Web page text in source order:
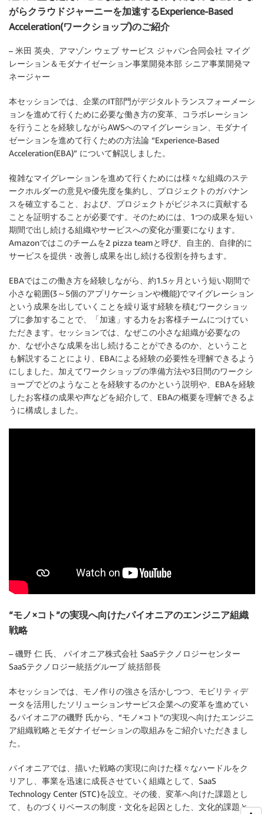
がらクラウドジャーニーを加速するExperience-Based
Acceleration(ワークショップ)のご紹介
– 米田 英央、アマゾン ウェブ サービス ジャパン合同会社 マイグ
レーション＆モダナイゼーション事業開発本部 シニア事業開発マ
ネージャー
本セッションでは、企業のIT部門がデジタルトランスフォーメーシ
ョンを進めて行くために必要な働き方の変革、コラボレーション
を行うことを経験しながらAWSへのマイグレーション、モダナイ
ゼーションを進めて行くための方法論 “Experience-Based
Acceleration(EBA)” について解説しました。
複雑なマイグレーションを進めて行くためには様々な組織のステ
ークホルダーの意見や優先度を集約し、プロジェクトのガバナン
スを確立すること、および、プロジェクトがビジネスに貢献する
ことを証明することが必要です。そのためには、1つの成果を短い
期間で出し続ける組織やサービスへの変化が重要になります。
Amazonではこのチームを2 pizza teamと呼び、自主的、自律的に
サービスを提供・改善し成果を出し続ける役割を持ちます。
EBAではこの働き方を経験しながら、約1.5ヶ月という短い期間で
小さな範囲(3～5個のアプリケーションや機能)でマイグレーション
という成果を出していくことを繰り返す経験を積むワークショッ
プに参加することで、「加速」する力をお客様チームにつけてい
ただきます。セッションでは、なぜこの小さな組織が必要なの
か、なぜ小さな成果を出し続けることができるのか、ということ
も解説することにより、EBAによる経験の必要性を理解できるよう
にしました。加えてワークショップの準備方法や3日間のワークシ
ョープでどのようなことを経験するのかという説明や、EBAを経験
したお客様の成果や声などを紹介して、EBAの概要を理解できるよ
うに構成しました。
“モノ×コト”の実現へ向けたパイオニアのエンジニア組織
戦略
– 磯野 仁 氏、 パイオニア株式会社 SaaSテクノロジーセンター
SaaSテクノロジー統括グループ 統括部長
本セッションでは、モノ作りの強さを活かしつつ、モビリティデ
ータを活用したソリューションサービス企業への変革を進めてい
るパイオニアの磯野 氏から、“モノ×コト“の実現へ向けたエンジニ
ア組織戦略とモダナイゼーションの取組みをご紹介いただきまし
た。
パイオニアでは、描いた戦略の実現に向けた様々なハードルをク
リアし、事業を迅速に成長させていく組織として、SaaS
Technology Center (STC)を設立。その後、変革へ向けた課題とし
て、ものづくりベースの制度・文化を起因とした、文化的課題と